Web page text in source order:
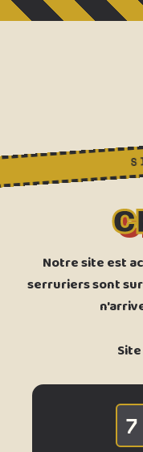
Notre site est
serruriers sont
7